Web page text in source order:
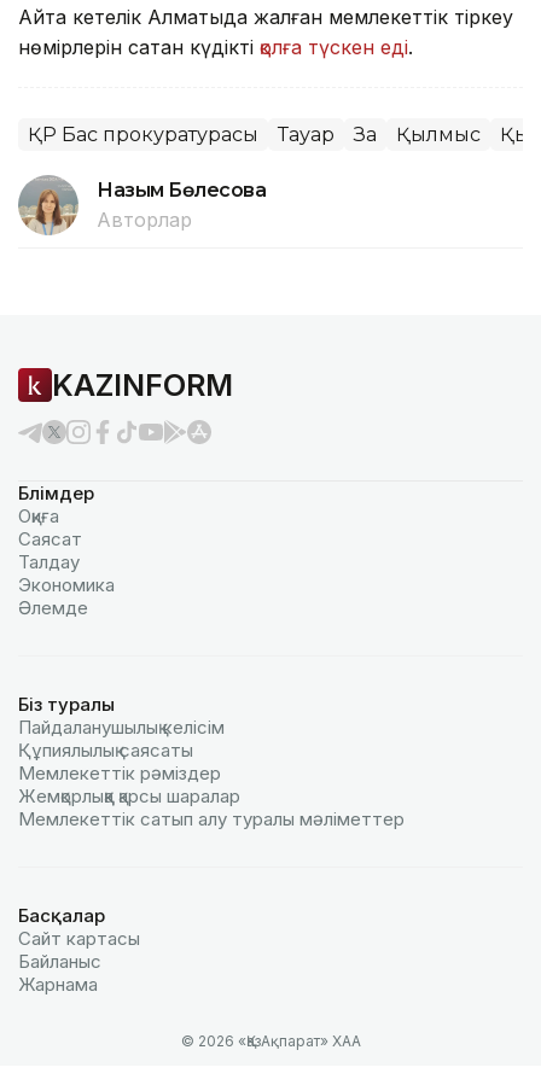
Айта кетелік Алматыда жалған мемлекеттік тіркеу
нөмірлерін сатқан күдікті қолға түскен еді.
ҚР Бас прокуратурасы Тауар Заң Қылмыс
Назым Бөлесова
Авторлар
KAZINFORM
Бөлімдер
Оқиға
Саясат
Талдау
Экономика
Әлемде
Біз туралы
Пайдаланушылық келiciм
Құпиялылық саясаты
Мемлекеттік рәміздер
Жемқорлыққа қарсы шаралар
Мемлекеттік сатып алу туралы мәлiметтер
Басқалар
Сайт картасы
Байланыс
Жарнама
© 2026 «ҚазАқпарат» ХАА